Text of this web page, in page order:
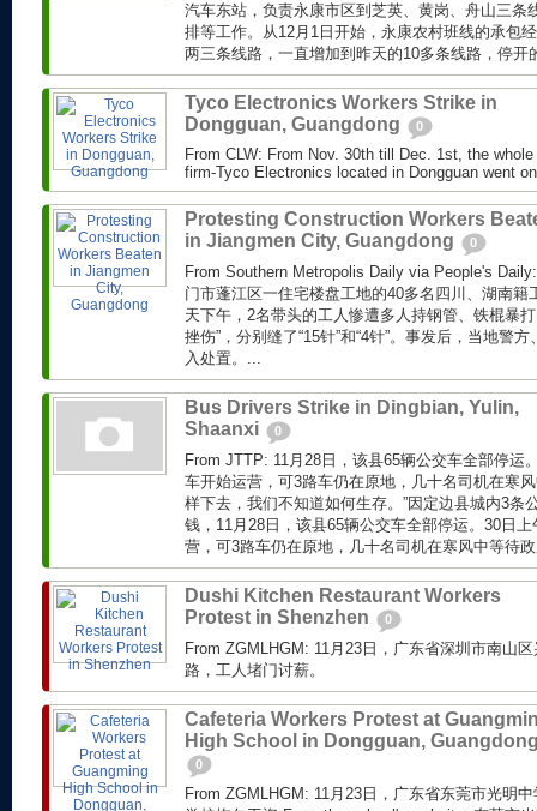
汽车东站，负责永康市区到芝英、黄岗、舟山三条
排等工作。从12月1日开始，永康农村班线的承包
两三条线路，一直增加到昨天的10多条线路，停开
Tyco Electronics Workers Strike in
Dongguan, Guangdong
0
From CLW: From Nov. 30th till Dec. 1st, the
firm-Tyco Electronics located in Dongguan went
Protesting Construction Workers
in Jiangmen City, Guangdong
0
From Southern Metropolis Daily via People's
门市蓬江区一住宅楼盘工地的40多名四川、湖南籍
天下午，2名带头的工人惨遭多人持钢管、铁棍暴
挫伤”，分别缝了“15针”和“4针”。事发后，当地警
入处置。...
Bus Drivers Strike in Dingbian, Yulin,
Shaanxi
0
From JTTP: 11月28日，该县65辆公交车全部停运
车开始运营，可3路车仍在原地，几十名司机在寒
样下去，我们不知道如何生存。”因定边县城内3条
钱，11月28日，该县65辆公交车全部停运。30日
营，可3路车仍在原地，几十名司机在寒风中等待
Dushi Kitchen Restaurant Workers
Protest in Shenzhen
0
From ZGMLHGM: 11月23日，广东省深圳市南山
路，工人堵门讨薪。
Cafeteria Workers Protest at
High School in Dongguan,
0
From ZGMLHGM: 11月23日，广东省东莞市光明